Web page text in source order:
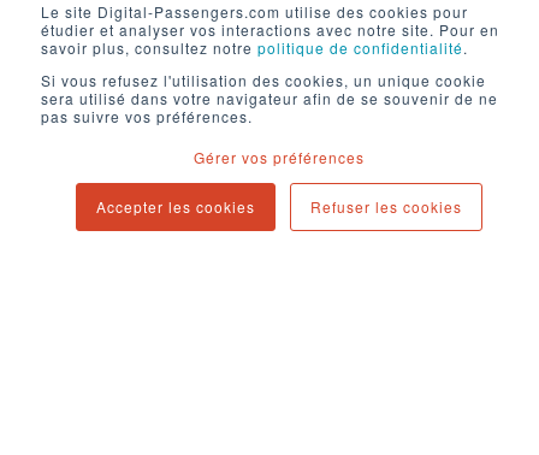
Le site Digital-Passengers.com utilise des cookies pour
étudier et analyser vos interactions avec notre site. Pour en
savoir plus, consultez notre politique de confidentialité.
Si vous refusez l'utilisation des cookies, un unique cookie
sera utilisé dans votre navigateur afin de se souvenir de ne
pas suivre vos préférences.
Gérer vos préférences
Accepter les cookies Refuser les cookies